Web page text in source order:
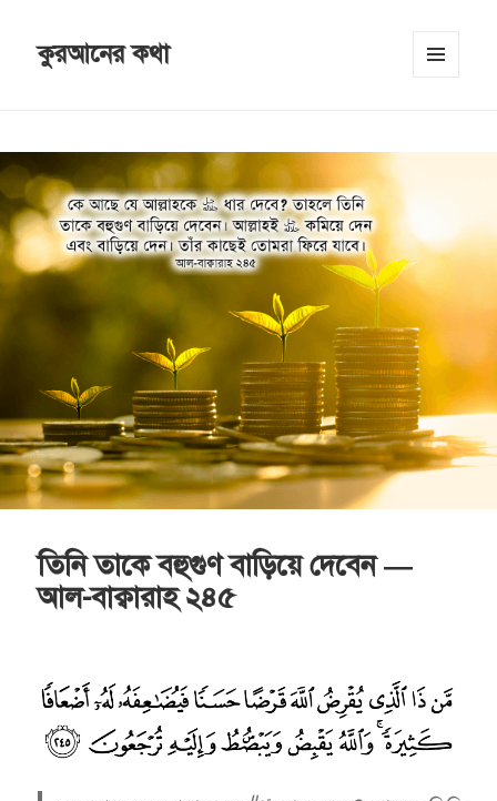
কুরআনের কথা
তিনি তাকে বহুগুণ বাড়িয়ে দেবেন —
আল-বাক্বারাহ ২৪৫